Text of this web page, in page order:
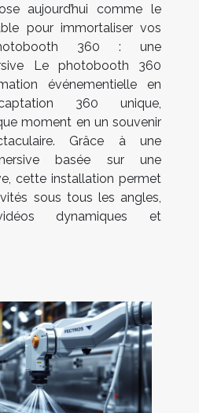
aujourd’hui comme le
pour immortaliser vos
360 : une
Le photobooth 360
événementielle en
360 unique,
moment en un souvenir
Grâce à une
basée sur une
cette installation permet
sous tous les angles,
dynamiques et